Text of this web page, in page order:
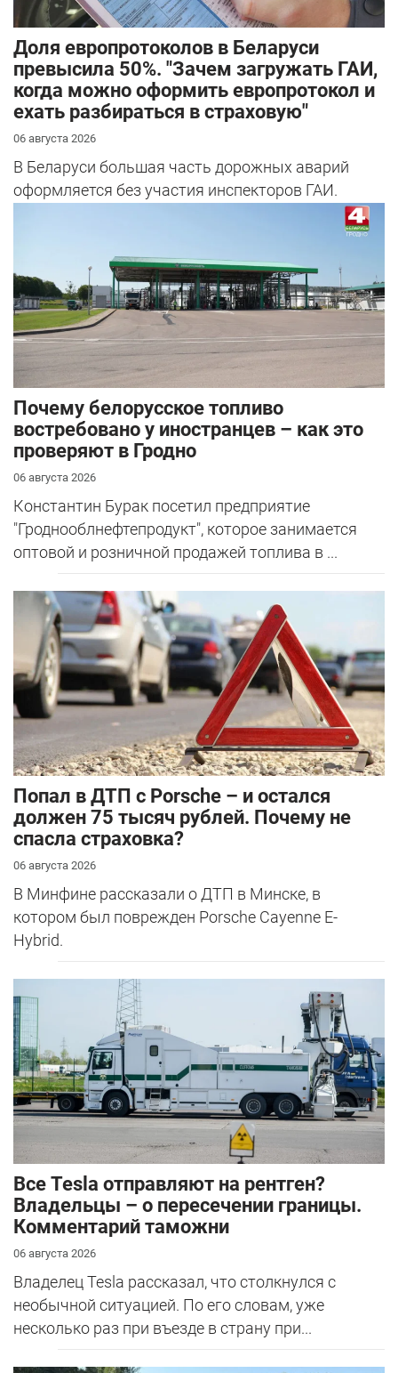
Доля европротоколов в Беларуси
превысила 50%. "Зачем загружать ГАИ,
когда можно оформить европротокол и
ехать разбираться в страховую"
06 августа 2026
В Беларуси большая часть дорожных аварий
оформляется без участия инспекторов ГАИ.
Почему белорусское топливо
востребовано у иностранцев – как это
проверяют в Гродно
06 августа 2026
Константин Бурак посетил предприятие
"Гроднооблнефтепродукт", которое занимается
оптовой и розничной продажей топлива в ...
​Попал в ДТП с Porsche – и остался
должен 75 тысяч рублей. Почему не
спасла страховка?
06 августа 2026
В Минфине рассказали о ДТП в Минске, в
котором был поврежден Porsche Cayenne E-
Hybrid.
Все Tesla отправляют на рентген?
Владельцы – о пересечении границы.
Комментарий таможни
06 августа 2026
Владелец Tesla рассказал, что столкнулся с
необычной ситуацией. По его словам, уже
несколько раз при въезде в страну при...